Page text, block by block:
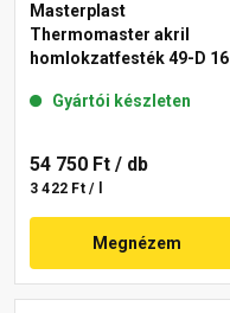
Masterplast
Thermomaster akril
homlokzatfesték 49-D 16 l
Gyártói készleten
54 750 Ft / db
3 422 Ft / l
Megnézem